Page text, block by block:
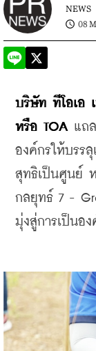
NEWS
08
บริษัท ทีโอเอ
หรือ TOA แถ
องค์กรให้บรร
สุทธิเป็นศูนย์
กลยุทธ์ 7 -
มุ่งสู่การเป็นอ